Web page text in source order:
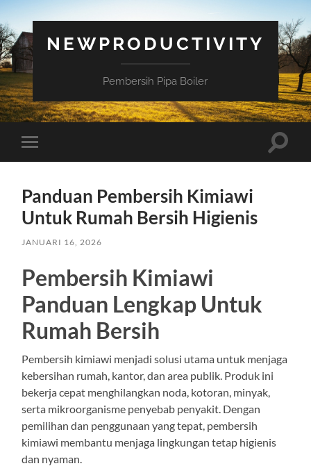
NEWPRODUCTIVITY
Pembersih Pipa Boiler
Toggle
mobile
Toggle
Panduan Pembersih Kimiawi
Untuk Rumah Bersih Higienis
JANUARI 16, 2026
Pembersih Kimiawi
Panduan Lengkap Untuk
Rumah Bersih
Pembersih kimiawi menjadi solusi utama untuk menjaga
kebersihan rumah, kantor, dan area publik. Produk ini
bekerja cepat menghilangkan noda, kotoran, minyak,
serta mikroorganisme penyebab penyakit. Dengan
pemilihan dan penggunaan yang tepat, pembersih
kimiawi membantu menjaga lingkungan tetap higienis
dan nyaman.